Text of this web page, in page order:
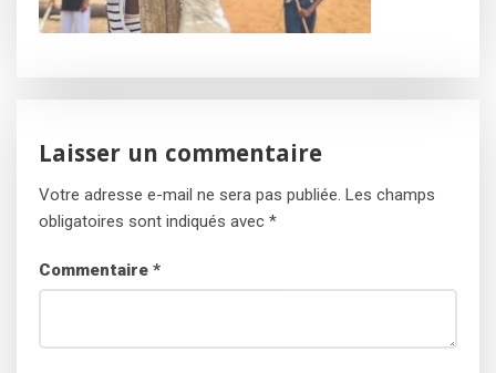
Laisser un commentaire
Votre adresse e-mail ne sera pas publiée. Les champs
obligatoires sont indiqués avec *
Commentaire *